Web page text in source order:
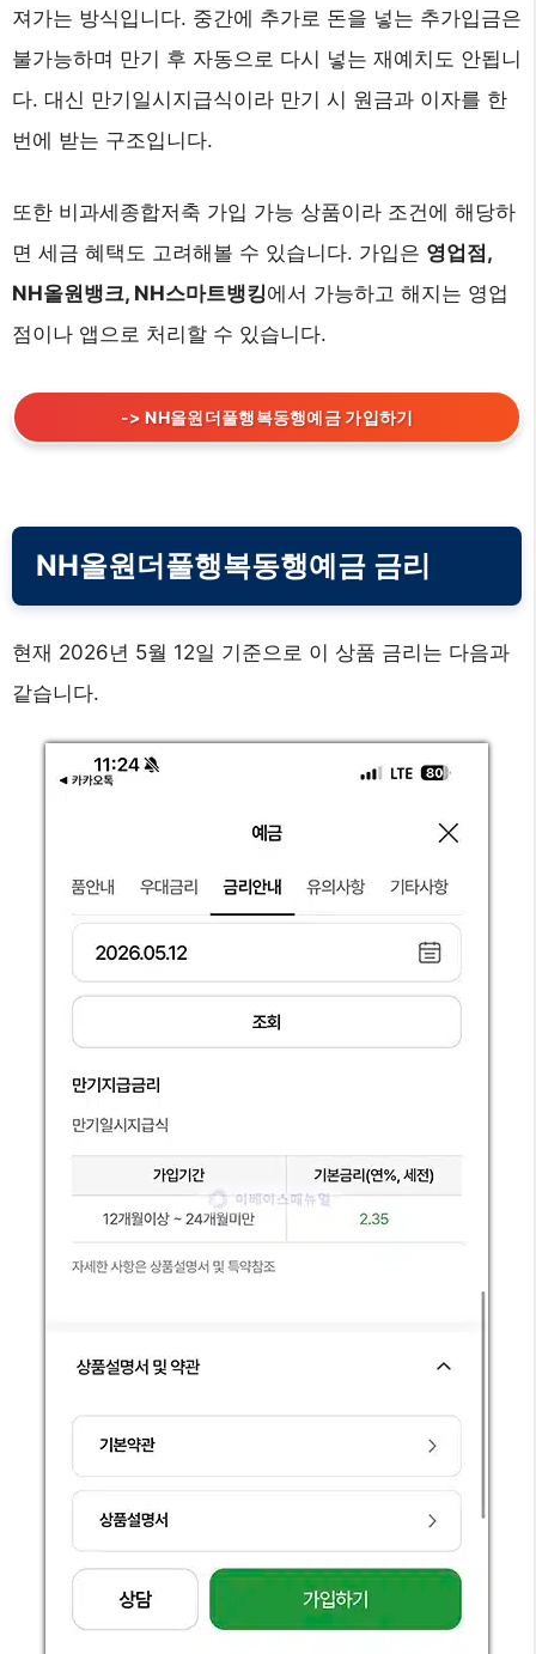
져가는 방식입니다. 중간에 추가로 돈을 넣는 추가입금은
불가능하며 만기 후 자동으로 다시 넣는 재예치도 안됩니
다. 대신 만기일시지급식이라 만기 시 원금과 이자를 한
번에 받는 구조입니다.
또한 비과세종합저축 가입 가능 상품이라 조건에 해당하
면 세금 혜택도 고려해볼 수 있습니다. 가입은 영업점,
NH올원뱅크, NH스마트뱅킹에서 가능하고 해지는 영업
점이나 앱으로 처리할 수 있습니다.
-> NH올원더풀행복동행예금 가입하기
NH올원더풀행복동행예금 금리
현재 2026년 5월 12일 기준으로 이 상품 금리는 다음과
같습니다.